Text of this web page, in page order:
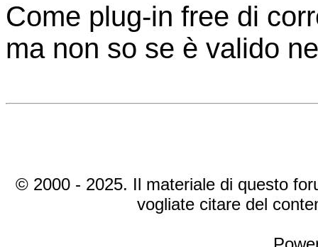
Come plug-in free di
ma non so se è valido
© 2000 - 2025. Il materiale di questo
vogliate citare del